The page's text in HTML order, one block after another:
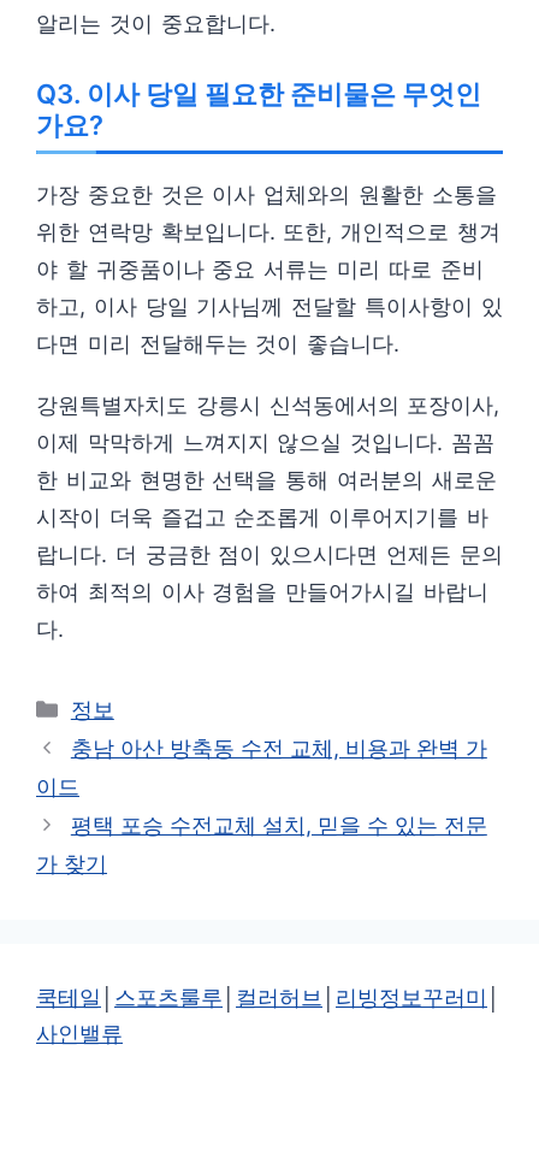
알리는 것이 중요합니다.
Q3. 이사 당일 필요한 준비물은 무엇인
가요?
가장 중요한 것은 이사 업체와의 원활한 소통을
위한 연락망 확보입니다. 또한, 개인적으로 챙겨
야 할 귀중품이나 중요 서류는 미리 따로 준비
하고, 이사 당일 기사님께 전달할 특이사항이 있
다면 미리 전달해두는 것이 좋습니다.
강원특별자치도 강릉시 신석동에서의 포장이사,
이제 막막하게 느껴지지 않으실 것입니다. 꼼꼼
한 비교와 현명한 선택을 통해 여러분의 새로운
시작이 더욱 즐겁고 순조롭게 이루어지기를 바
랍니다. 더 궁금한 점이 있으시다면 언제든 문의
하여 최적의 이사 경험을 만들어가시길 바랍니
다.
카
테
리
정보
충남 아산 방축동 수전 교체, 비용과 완벽 가
이드
평택 포승 수전교체 설치, 믿을 수 있는 전문
가 찾기
쿡테일 스포츠룰루 컬러허브 리빙정보꾸러미
사인밸류